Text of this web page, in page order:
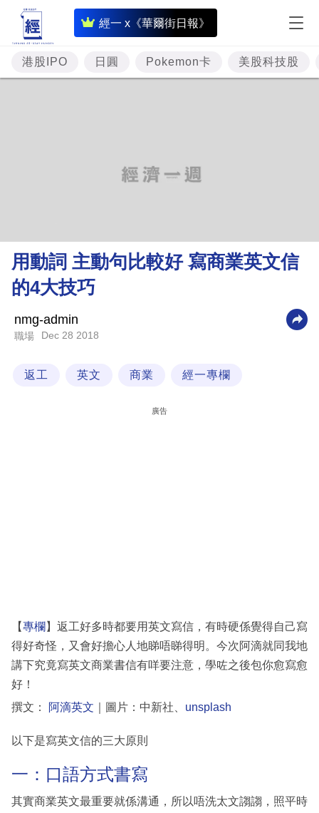
經一 x《華爾街日報》
即
時
財
經
理
財
商
科
區
港股IPO 日圓 Pokemon卡 美股科技股
用動詞 主動句比較好 寫商業英文信
的4大技巧
nmg-admin
職場 Dec 28 2018
返工 英文 商業 經一專欄
廣告
【專欄 】返工好多時都要用英文寫信，有時硬係覺得自己寫
得好奇怪，又會好擔心人地睇唔睇得明。今次阿滴就同我地
講下究竟寫英文商業書信有咩要注意，學咗之後包你愈寫愈
好！
撰文：
阿滴英文 ｜圖片：中新社、 unsplash
以下是寫英文信的三大原則
一：口語方式書寫
其實商業英文最重要就係溝通，所以唔洗太文謅謅，照平時